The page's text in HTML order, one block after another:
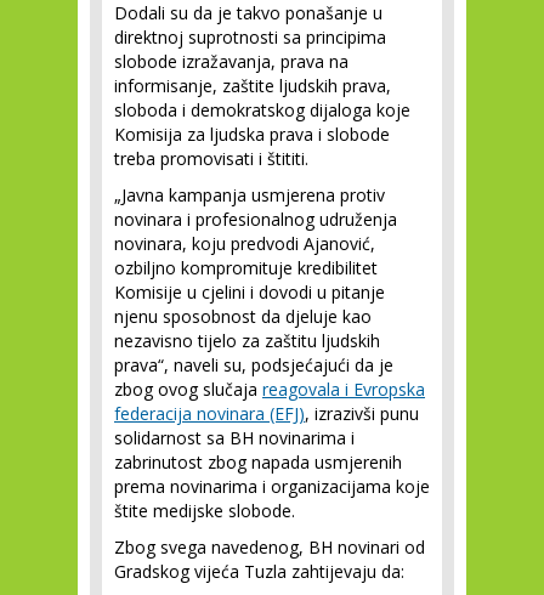
Dodali su da je takvo ponašanje u
direktnoj suprotnosti sa principima
slobode izražavanja, prava na
informisanje, zaštite ljudskih prava,
sloboda i demokratskog dijaloga koje
Komisija za ljudska prava i slobode
treba promovisati i štititi.
„Javna kampanja usmjerena protiv
novinara i profesionalnog udruženja
novinara, koju predvodi Ajanović,
ozbiljno kompromituje kredibilitet
Komisije u cjelini i dovodi u pitanje
njenu sposobnost da djeluje kao
nezavisno tijelo za zaštitu ljudskih
prava“, naveli su, podsjećajući da je
zbog ovog slučaja reagovala i Evropska
federacija novinara (EFJ), izrazivši punu
solidarnost sa BH novinarima i
zabrinutost zbog napada usmjerenih
prema novinarima i organizacijama koje
štite medijske slobode.
Zbog svega navedenog, BH novinari od
Gradskog vijeća Tuzla zahtijevaju da: